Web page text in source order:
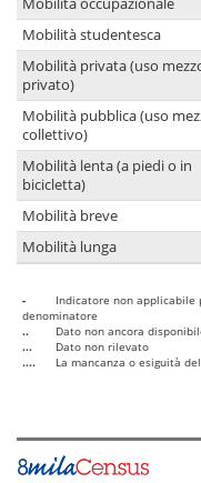
Mobilità occupazionale
Mobilità studentesca
Mobilità privata (uso
privato)
Mobilità pubblica (uso
collettivo)
Mobilità lenta (a piedi o in
bicicletta)
Mobilità breve
Mobilità lunga
-
Indicatore non applicabile
denominatore
..
Dato non ancora
...
Dato non rilevato
....
La mancanza o esiguità